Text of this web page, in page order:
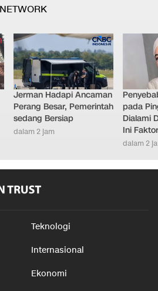
Jerman Hadapi Ancaman
Perang Besar, Pemerintah
sedang Bersiap
dalam 2 jam
pada
Dialami
Ini
dalam 2
Teknologi
Internasional
Ekonomi